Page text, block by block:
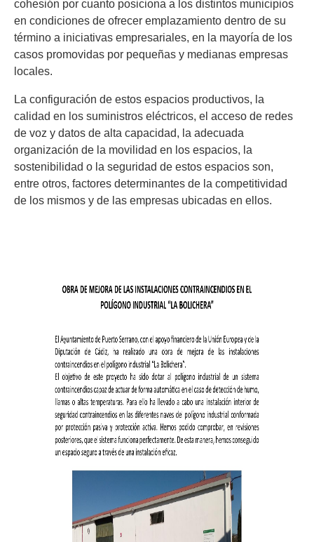
cohesión por cuanto posiciona a los distintos municipios
en condiciones de ofrecer emplazamiento dentro de su
término a iniciativas empresariales, en la mayoría de los
casos promovidas por pequeñas y medianas empresas
locales.
La configuración de estos espacios productivos, la
calidad en los suministros eléctricos, el acceso de redes
de voz y datos de alta capacidad, la adecuada
organización de la movilidad en los espacios, la
sostenibilidad o la seguridad de estos espacios son,
entre otros, factores determinantes de la competitividad
de los mismos y de las empresas ubicadas en ellos.